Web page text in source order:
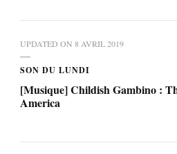
UPDATED ON 8 AVRIL 2019
SON DU LUNDI
[Musique] Childish Gambino :
America